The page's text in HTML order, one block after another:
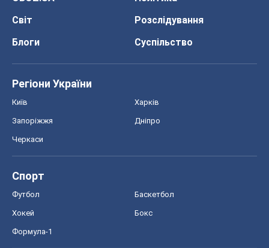
Світ
Розслідування
Блоги
Суспільство
Регіони України
Київ Харків
Запоріжжя Дніпро
Черкаси
Спорт
Футбол Баскетбол
Хокей Бокс
Формула-1